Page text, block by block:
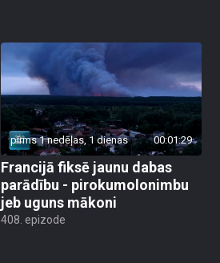
pirms 1 nedēļas, 1 dienas 00:01:29
Francijā fiksē jaunu dabas
parādību - pirokumolonimbu
jeb uguns mākoni
408. epizode